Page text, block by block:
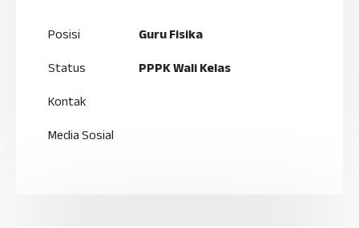
Posisi
Guru Fisika
Status
PPPK Wali Kelas
Kontak
Media Sosial